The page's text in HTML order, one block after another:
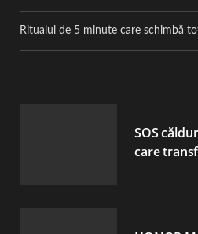
Ritualul de 5 minute care schimbă
SOS
care